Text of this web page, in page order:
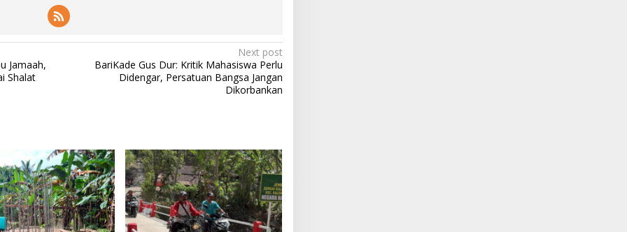
Jamaah,
Shalat
Next post
BariKade Gus Dur: Kritik Mahasiswa Perlu
Didengar, Persatuan Bangsa Jangan
Dikorbankan